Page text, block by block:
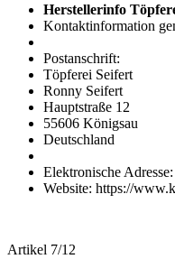
Herstellerinfo
Kontaktinformation
Postanschrift:
Töpferei Seifert
Ronny Seifert
Hauptstraße 12
55606 Königsau
Deutschland
Elektronische Adresse:
Website: https://
Artikel 7/12